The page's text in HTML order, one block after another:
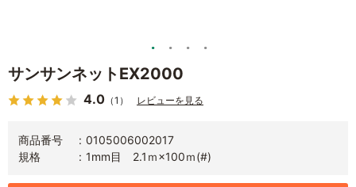
サンサンネットEX2000
4.0 （1） レビューを見る
商品番号
0105006002017
規格
1mm目 2.1ｍ×100ｍ(#)